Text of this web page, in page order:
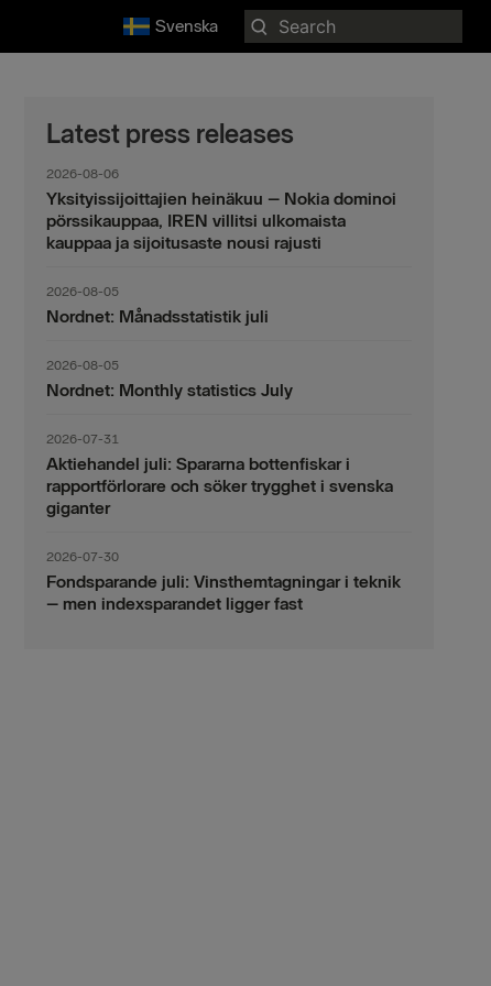
Svenska
Search
for:
Latest press releases
2026-08-06
Yksityissijoittajien heinäkuu – Nokia dominoi
pörssikauppaa, IREN villitsi ulkomaista
kauppaa ja sijoitusaste nousi rajusti
2026-08-05
Nordnet: Månadsstatistik juli
2026-08-05
Nordnet: Monthly statistics July
2026-07-31
Aktiehandel juli: Spararna bottenfiskar i
rapportförlorare och söker trygghet i svenska
giganter
2026-07-30
Fondsparande juli: Vinsthemtagningar i teknik
– men indexsparandet ligger fast